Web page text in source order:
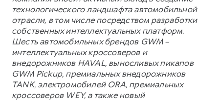
технологического ландшафта автомобильной
отрасли, в том числе посредством разработки
собственных интеллектуальных платформ.
Шесть автомобильных брендов GWM –
интеллектуальных кроссоверов и
внедорожников HAVAL, выносливых пикапов
GWM Pickup, премиальных внедорожников
TANK, электромобилей ORA, премиальных
кроссоверов WEY, а также новый